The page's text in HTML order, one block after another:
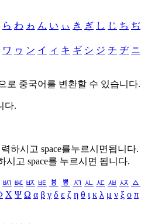
ら わ ゎ ん い ぃ き ぎ し じ ち ぢ
ワ ヮ ン イ ィ キ ギ シ ジ チ ヂ ニ
로 중국어를 변환할 수 있습니다.
다.
하시고 space를누르시면됩니다.
시고 space를 누르시면 됩니다.
ㅴ ㅵ ㅶ ㅷ ㅸ ㅹ ㅺ ㅻ ㅼ ㅽ ㅾ ㅿ
Χ Ψ Ω α β γ δ ε ζ η θ ι κ λ μ ν ξ ο π